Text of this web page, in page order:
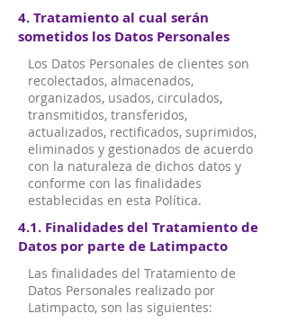
4. Tratamiento al cual serán
sometidos los Datos Personales
Los Datos Personales de clientes son
recolectados, almacenados,
organizados, usados, circulados,
transmitidos, transferidos,
actualizados, rectificados, suprimidos,
eliminados y gestionados de acuerdo
con la naturaleza de dichos datos y
conforme con las finalidades
establecidas en esta Política.​
4.1. Finalidades del Tratamiento de
Datos por parte de Latimpacto
Las finalidades del Tratamiento de
Datos Personales realizado por
Latimpacto, son las siguientes: